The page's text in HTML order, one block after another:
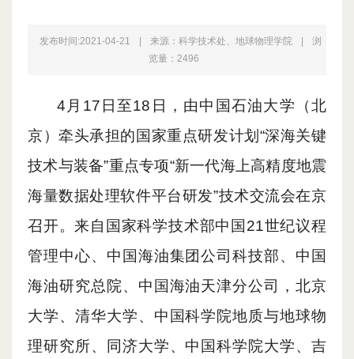
发布时间:2021-04-21 来源：科学技术处、地球物理学院
浏
览量： 2496
4月17 日至18日，由中国石油大学（北
京）牵头承担的国家重点研发计划“深海关键
技术与装备”重点专项“新一代海上高精度地震
海量数据处理软件平台研发”技术交流会在京
召开。来自 国家科学技术部中国 21世纪议程
管理中心、中 国海油集团公司科技部、中 国
海油研究总院、中 国海油天津分公司 ，北京
大学、清华大学、中国科学院地质与地球物
理研究所、同济大学、中国科学院大学、吉